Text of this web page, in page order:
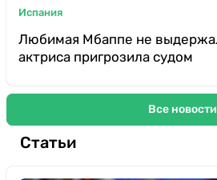
Испания
Любимая Мбаппе не
актриса пригрозила судом
Все новости
Статьи